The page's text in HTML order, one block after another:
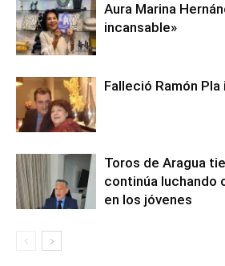
Aura Marina
incansable»
Falleció Ramón Pla
Toros de Aragua
continúa luchando
en los jóvenes